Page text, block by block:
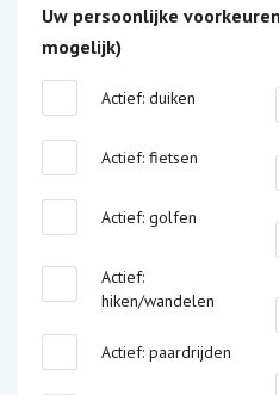
Uw persoonlijke
mogelijk)
Actief: duiken
Actief: fietsen
Actief: golfen
Actief:
hiken/wandelen
Actief: paardrijden